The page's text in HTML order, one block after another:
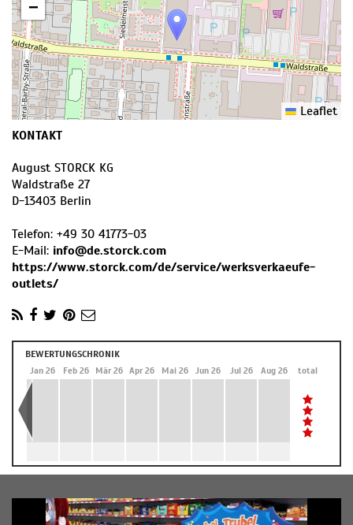
−
Leaflet
KONTAKT
August STORCK KG
Waldstraße 27
D-13403 Berlin
Telefon: +49 30 41773-03
E-Mail: info@de.storck.com
https://www.storck.com/de/service/werksverkaeufe-
outlets/
BEWERTUNGSCHRONIK
Jan 26 Feb 26 Mär 26 Apr 26 Mai 26 Jun 26 Jul 26 Aug 26 total